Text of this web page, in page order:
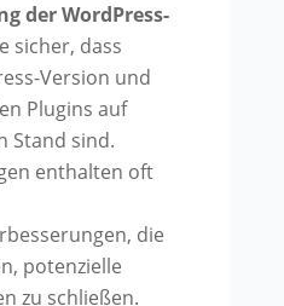
der WordPress-
sicher, dass
Version und
Plugins auf
Stand sind.
enthalten oft
die
potenzielle
zu schließen.